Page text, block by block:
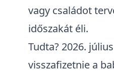
vagy családot
időszakát éli.
Tudta? 2026.
visszafizetnie a